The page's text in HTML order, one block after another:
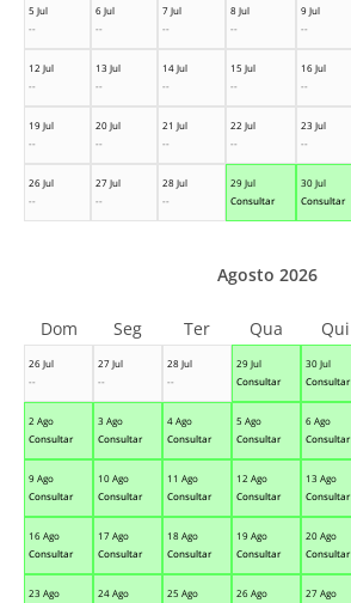
5 Jul
--
6 Jul
--
7 Jul
--
8 Jul
--
9 Jul
--
12 Jul
--
13 Jul
--
14 Jul
--
15 Jul
--
16 Jul
--
19 Jul
--
20 Jul
--
21 Jul
--
22 Jul
--
23 Jul
--
26 Jul
--
27 Jul
--
28 Jul
--
29 Jul
Consultar
30 Jul
Consultar
26 Jul
--
27 Jul
--
28 Jul
--
29 Jul
Consultar
30 Jul
Consultar
2 Ago
Consultar
3 Ago
Consultar
4 Ago
Consultar
5 Ago
Consultar
6 Ago
Consultar
9 Ago
Consultar
10 Ago
Consultar
11 Ago
Consultar
12 Ago
Consultar
13 Ago
Consultar
16 Ago
Consultar
17 Ago
Consultar
18 Ago
Consultar
19 Ago
Consultar
20 Ago
Consultar
23 Ago
24 Ago
25 Ago
26 Ago
27 Ago
Agosto 2026
Dom Seg Ter Qua Qui